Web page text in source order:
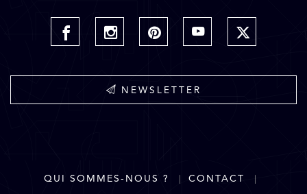
NEWSLETTER
QUI SOMMES-NOUS ? CONTACT